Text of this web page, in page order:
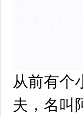
从前有个
夫，名叫